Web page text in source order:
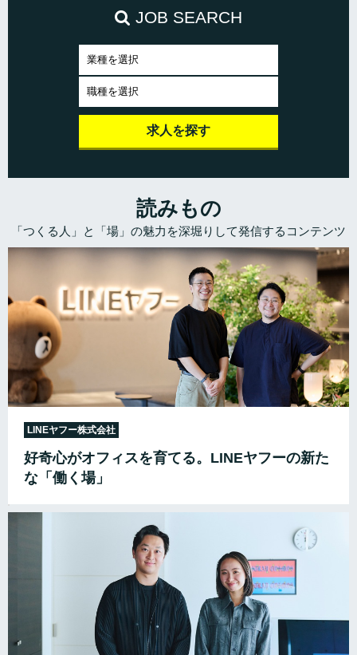
JOB SEARCH
読みもの
「つくる人」と「場」の魅力を深堀りして発信するコンテンツ
LINEヤフー株式会社
好奇心がオフィスを育てる。LINEヤフーの新た
な「働く場」